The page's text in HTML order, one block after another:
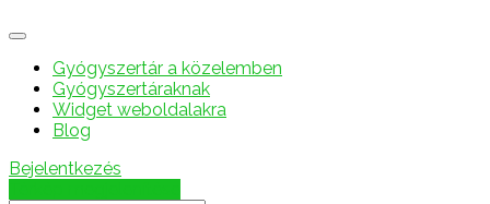
Gyógyszertár a közelemben
Gyógyszertáraknak
Widget weboldalakra
Blog
Bejelentkezés